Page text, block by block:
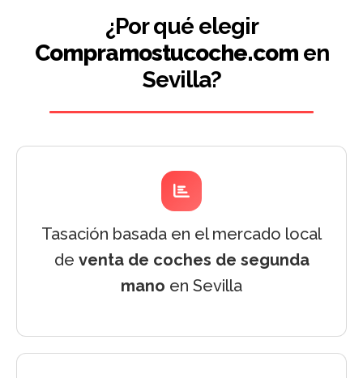
¿Por qué elegir
Compramostucoche.comen
Sevilla?
Tasación basada en el mercado local
de venta de coches de segunda
mano en Sevilla